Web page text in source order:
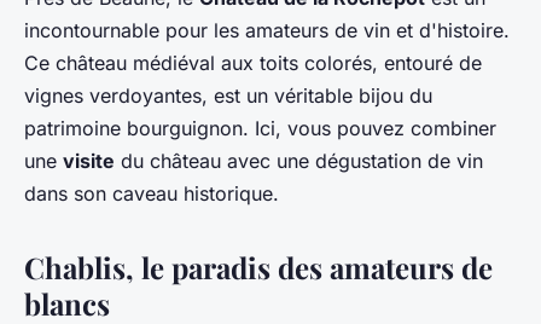
incontournable pour les amateurs de vin et d'histoire.
Ce château médiéval aux toits colorés, entouré de
vignes verdoyantes, est un véritable bijou du
patrimoine bourguignon. Ici, vous pouvez combiner
une visite du château avec une dégustation de vin
dans son caveau historique.
Chablis, le paradis des amateurs de
blancs